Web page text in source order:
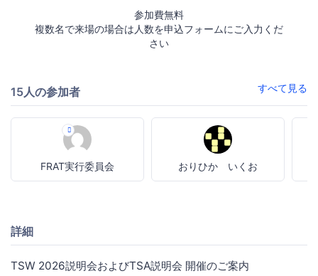
参加費無料
複数名で来場の場合は人数を申込フォームにご入力くだ
さい
15人の参加者 すべて見る
FRAT実行委員会 おりひか いくお
詳細
TSW 2026説明会およびTSA説明会 開催のご案内